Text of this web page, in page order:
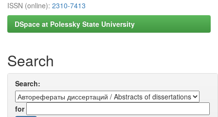
ISSN (online): 2310-7413
DSpace at Polessky State University
Search
Search:
for